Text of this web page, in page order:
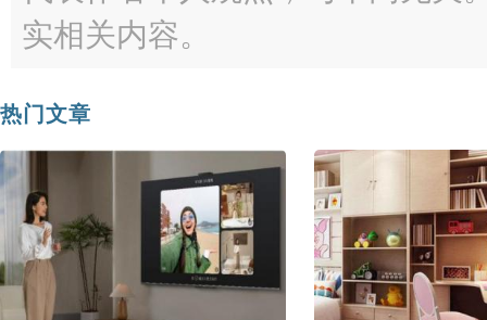
实相关内容。
热门文章